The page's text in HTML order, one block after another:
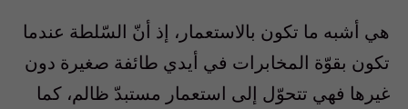
هي أشبه ما تكون بالاستعمار، إذ أنّ السّلطة عندما
تكون بقوّة المخابرات في أيدي طائفة صغيرة دون
غيرها فهي تتحوّل إلى استعمار مستبدّ ظالم، كما